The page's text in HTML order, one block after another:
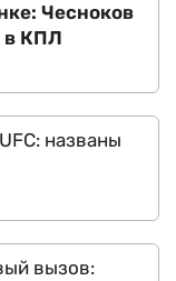
Чесноков
в КПЛ
названы
вызов: